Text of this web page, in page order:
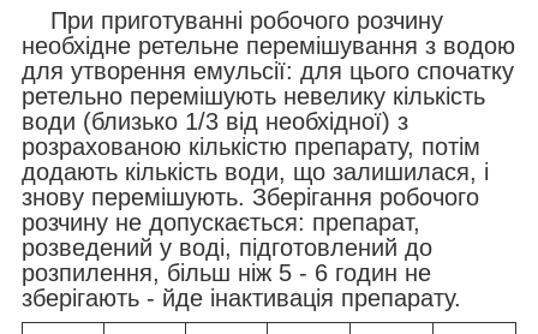
При приготуванні робочого розчину
необхідне ретельне перемішування з водою
для утворення емульсії: для цього спочатку
ретельно перемішують невелику кількість
води (близько 1/3 від необхідної) з
розрахованою кількістю препарату, потім
додають кількість води, що залишилася, і
знову перемішують. Зберігання робочого
розчину не допускається: препарат,
розведений у воді, підготовлений до
розпилення, більш ніж 5 - 6 годин не
зберігають - йде інактивація препарату.